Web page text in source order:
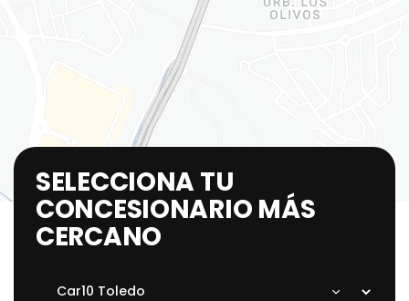
SELECCIONA TU
CONCESIONARIO MÁS
CERCANO